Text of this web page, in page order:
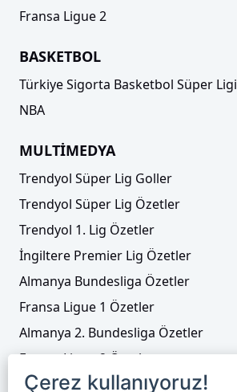
Fransa Ligue 2
BASKETBOL
Türkiye Sigorta Basketbol Süper Ligi
NBA
MULTİMEDYA
Trendyol Süper Lig Goller
Trendyol Süper Lig Özetler
Trendyol 1. Lig Özetler
İngiltere Premier Lig Özetler
Almanya Bundesliga Özetler
Fransa Ligue 1 Özetler
Almanya 2. Bundesliga Özetler
Fransa Ligue 2 Özetler
Tenis
Çerez kullanıyoruz!